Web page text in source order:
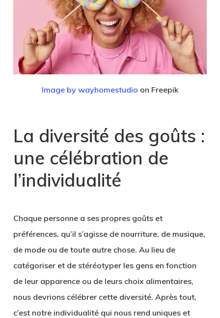
Image by wayhomestudio on Freepik
La diversité des goûts :
une célébration de
l’individualité
Chaque personne a ses propres goûts et
préférences, qu’il s’agisse de nourriture, de musique,
de mode ou de toute autre chose. Au lieu de
catégoriser et de stéréotyper les gens en fonction
de leur apparence ou de leurs choix alimentaires,
nous devrions célébrer cette diversité. Après tout,
c’est notre individualité qui nous rend uniques et